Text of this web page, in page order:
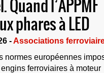
Quand l’APPMF
phares à LED
-Associations
normes européennes
ferroviaires à moteur